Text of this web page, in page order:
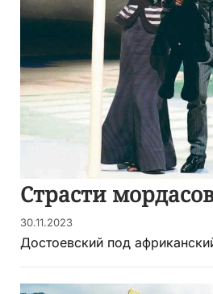
Страсти
30.11.2023
Достоевский под